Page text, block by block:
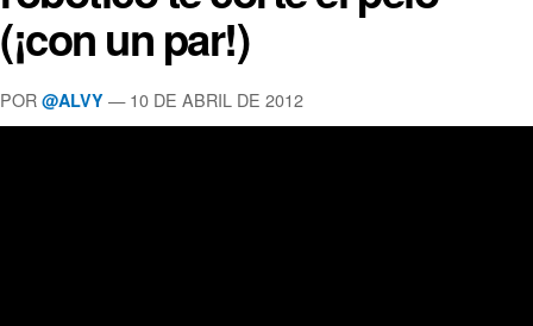
(¡con un par!)
POR @ALVY — 10 DE ABRIL DE 2012